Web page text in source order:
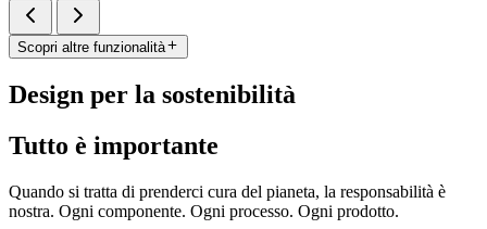
Scopri altre funzionalità
Design per la sostenibilità
Tutto è importante
Quando si tratta di prenderci cura del pianeta, la responsabilità è
nostra. Ogni componente. Ogni processo. Ogni prodotto.